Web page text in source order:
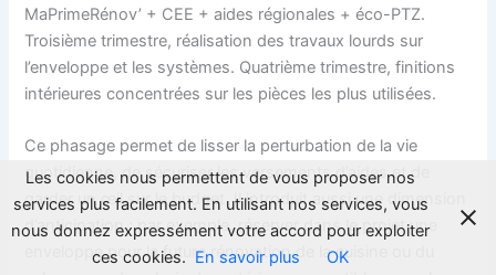
MaPrimeRénov’ + CEE + aides régionales + éco-PTZ.
Troisième trimestre, réalisation des travaux lourds sur
l’enveloppe et les systèmes. Quatrième trimestre, finitions
intérieures concentrées sur les pièces les plus utilisées.
Ce phasage permet de lisser la perturbation de la vie
quotidienne, de sécuriser les versements d’aides et de
garder un œil sur le budget. Il introduit aussi une dimension
d’anticipation : par exemple, réserver dans le projet une
enveloppe pour la future rénovation de la cuisine ou du
Les cookies nous permettent de vous proposer nos
services plus facilement. En utilisant nos services, vous
nous donnez expressément votre accord pour exploiter
ces cookies. En savoir plus OK